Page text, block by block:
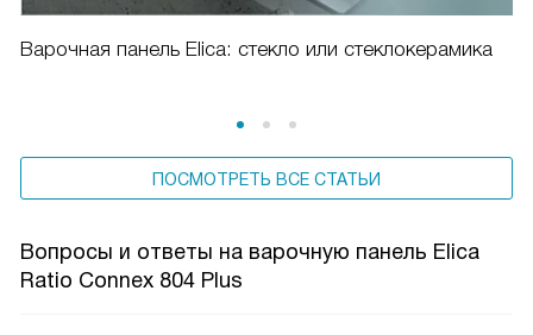
Варочная панель Elica: стекло или стеклокерамика
ПОСМОТРЕТЬ ВСЕ СТАТЬИ
Вопросы и ответы на варочную панель Elica
Ratio Connex 804 Plus